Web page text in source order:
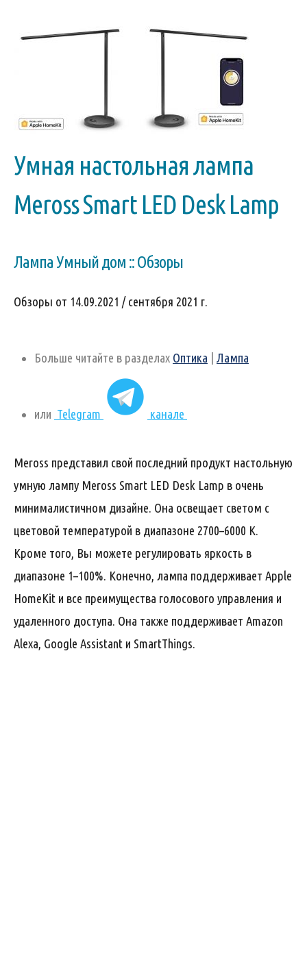
Умная настольная лампа
Meross Smart LED Desk Lamp
Лампа Умный дом :: Обзоры
Обзоры от 14.09.2021 / сентября 2021 г.
Больше читайте в разделах Оптика Лампа
или Telegram канале
Meross представил свой последний продукт настольную
умную лампу Meross Smart LED Desk Lamp в очень
минималистичном дизайне. Она освещает светом с
цветовой температурой в диапазоне 2700–6000 К.
Кроме того, Вы можете регулировать яркость в
диапазоне 1–100%. Конечно, лампа поддерживает Apple
HomeKit и все преимущества голосового управления и
удаленного доступа. Она также поддерживает Amazon
Alexa, Google Assistant и SmartThings.